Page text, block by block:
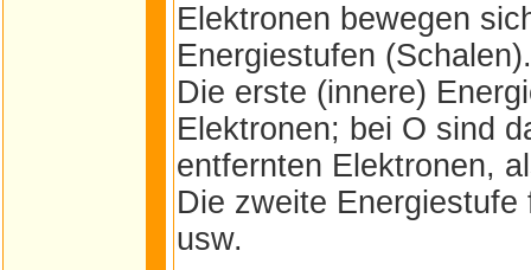
Elektronen bewegen
Energiestufen (Schalen).
Die erste (innere)
Elektronen; bei O sind
entfernten Elektronen,
Die zweite
usw.